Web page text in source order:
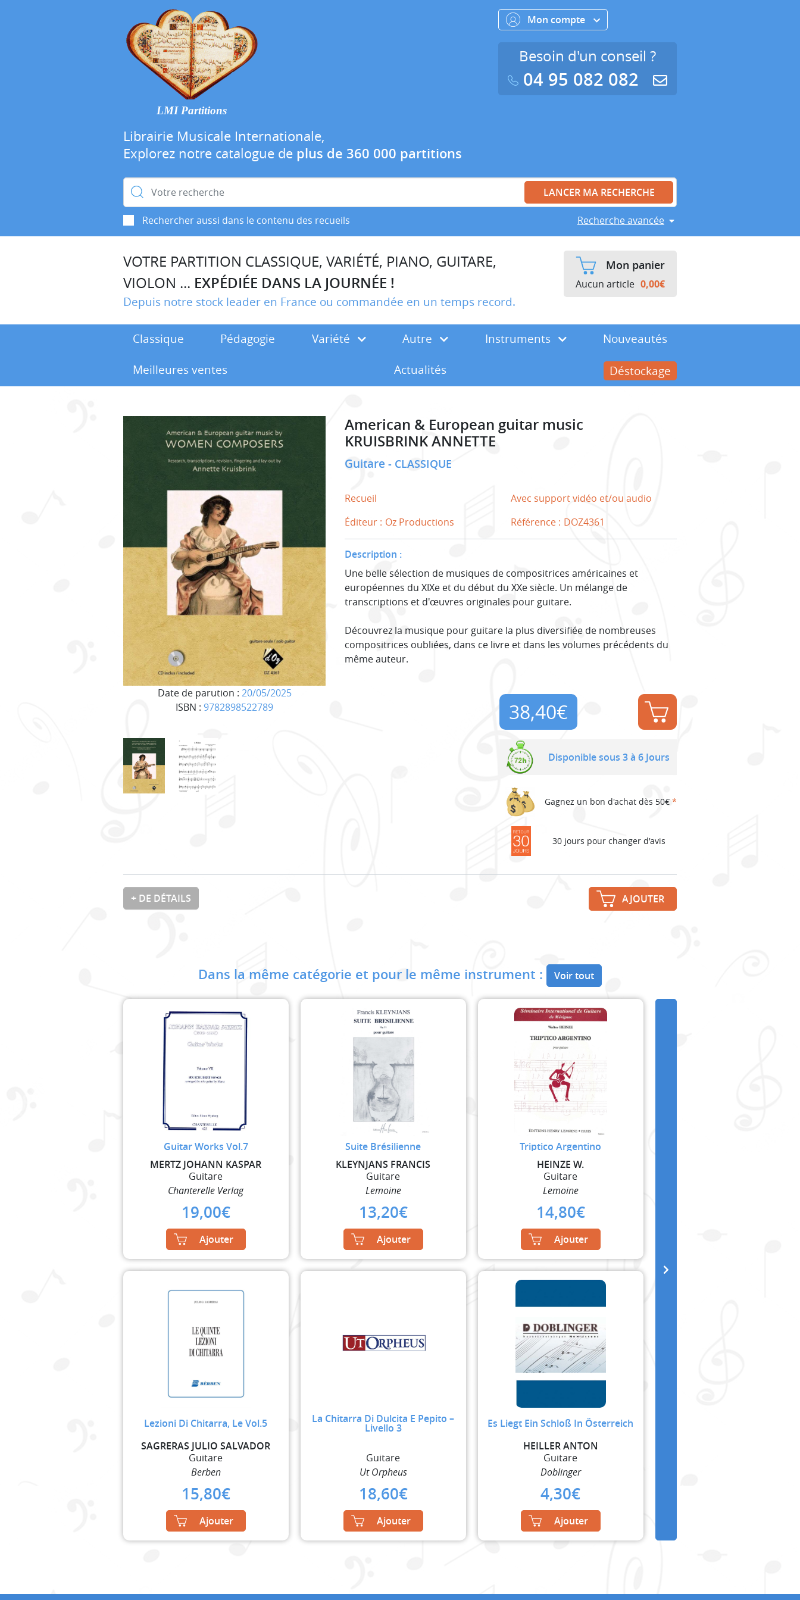
LMI Partitions
Librairie Musicale Internationale,
Explorez notre catalogue de plus de 360 000 partitions
Rechercher :
Rechercher aussi dans le contenu des recueils Recherche avancée
Mon compte
Besoin d'un conseil ?
04 95 082 082
VOTRE PARTITION CLASSIQUE, VARIÉTÉ, PIANO, GUITARE,
VIOLON ... EXPÉDIÉE DANS LA JOURNÉE !
Depuis notre stock leader en France ou commandée en un temps record.
Mon panier
Aucun article 0,00€
Classique Pédagogie Variété Autre Instruments
Nouveautés
Meilleures ventes
Actualités Déstockage
Date de parution : 20/05/2025
ISBN : 9782898522789
American & European guitar music
KRUISBRINK ANNETTE
Guitare CLASSIQUE
Recueil
Avec support vidéo et/ou audio
Éditeur : Oz Productions Référence : DOZ4361
Description :
Une belle sélection de musiques de compositrices américaines et
européennes du XIXe et du début du XXe siècle. Un mélange de
transcriptions et d'œuvres originales pour guitare.
Découvrez la musique pour guitare la plus diversifiée de nombreuses
compositrices oubliées, dans ce livre et dans les volumes précédents du
même auteur.
38,40€
Disponible sous 3 à 6 Jours
Gagnez un bon d'achat dès 50€ *
30 jours pour changer d'avis
+ DE DÉTAILS AJOUTER
Dans la même catégorie et pour le même instrument : Voir tout
Guitar Works Vol.7
MERTZ JOHANN KASPAR
Guitare
Chanterelle Verlag
19,00€
Ajouter
Suite Brésilienne
KLEYNJANS FRANCIS
Guitare
Lemoine
13,20€
Ajouter
Triptico Argentino
HEINZE W.
Guitare
Lemoine
14,80€
Ajouter
Lezioni Di Chitarra, Le Vol.5
SAGRERAS JULIO SALVADOR
Guitare
Berben
15,80€
Ajouter
La Chitarra Di Dulcita E Pepito –
Livello 3
Guitare
Ut Orpheus
18,60€
Ajouter
Es Liegt Ein Schloß In Österreich
HEILLER ANTON
Guitare
Doblinger
4,30€
Ajouter